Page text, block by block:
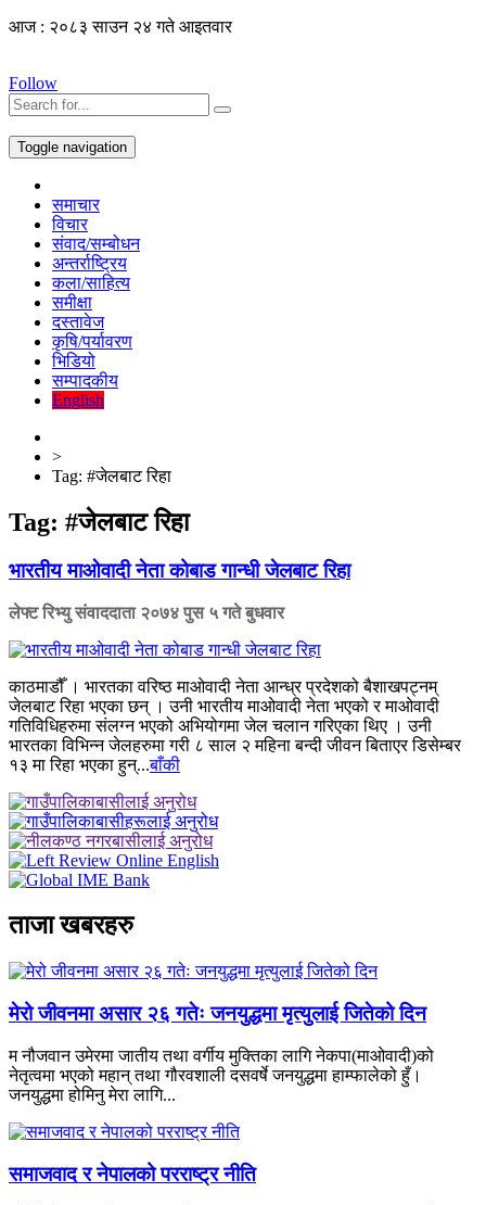
आज : २०८३ साउन २४ गते आइतवार
Follow
Toggle navigation
समाचार
विचार
संवाद/सम्बोधन
अन्तर्राष्ट्रिय
कला/साहित्य
समीक्षा
दस्तावेज
कृषि/पर्यावरण
भिडियो
सम्पादकीय
English
>
Tag: #जेलबाट रिहा
Tag: #जेलबाट रिहा
भारतीय माओवादी नेता कोबाड गान्धी जेलबाट रिहा
लेफ्ट रिभ्यु संवाददाता २०७४ पुस ५ गते बुधवार
काठमाडौँ । भारतका वरिष्ठ माओवादी नेता आन्ध्र प्रदेशको बैशाखपट्नम्
जेलबाट रिहा भएका छन् । उनी भारतीय माओवादी नेता भएको र माओवादी
गतिविधिहरुमा संलग्न भएको अभियोगमा जेल चलान गरिएका थिए । उनी
भारतका विभिन्न जेलहरुमा गरी ८ साल २ महिना बन्दी जीवन बिताएर डिसेम्बर
१३ मा रिहा भएका हुन्...बाँकी
ताजा खबरहरु
मेरो जीवनमा असार २६ गतेः जनयुद्धमा मृत्युलाई जितेको दिन
म नौजवान उमेरमा जातीय तथा वर्गीय मुक्तिका लागि नेकपा(माओवादी)को
नेतृत्वमा भएको महान् तथा गौरवशाली दसवर्षे जनयुद्धमा हाम्फालेको हुँ।
जनयुद्धमा होमिनु मेरा लागि...
समाजवाद र नेपालको परराष्ट्र नीति